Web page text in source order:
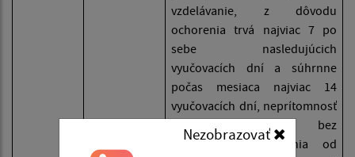
Nezobrazovať
vzdelávanie, z dôvodu
ochorenia trvá najviac 7 po
sebe nasledujúcich
vyučovacích dní a súhrnne
počas mesiaca najviac 14
vyučovacích dní, neprítomnosť
sa ospravedlňuje bez
predloženia potvrdenia od